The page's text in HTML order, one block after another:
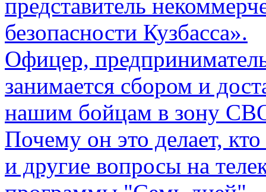
представитель
безопасности Кузбасса».
Офицер,
занимается сбором и
нашим бойцам в зону
Почему он это делает,
и другие вопросы на